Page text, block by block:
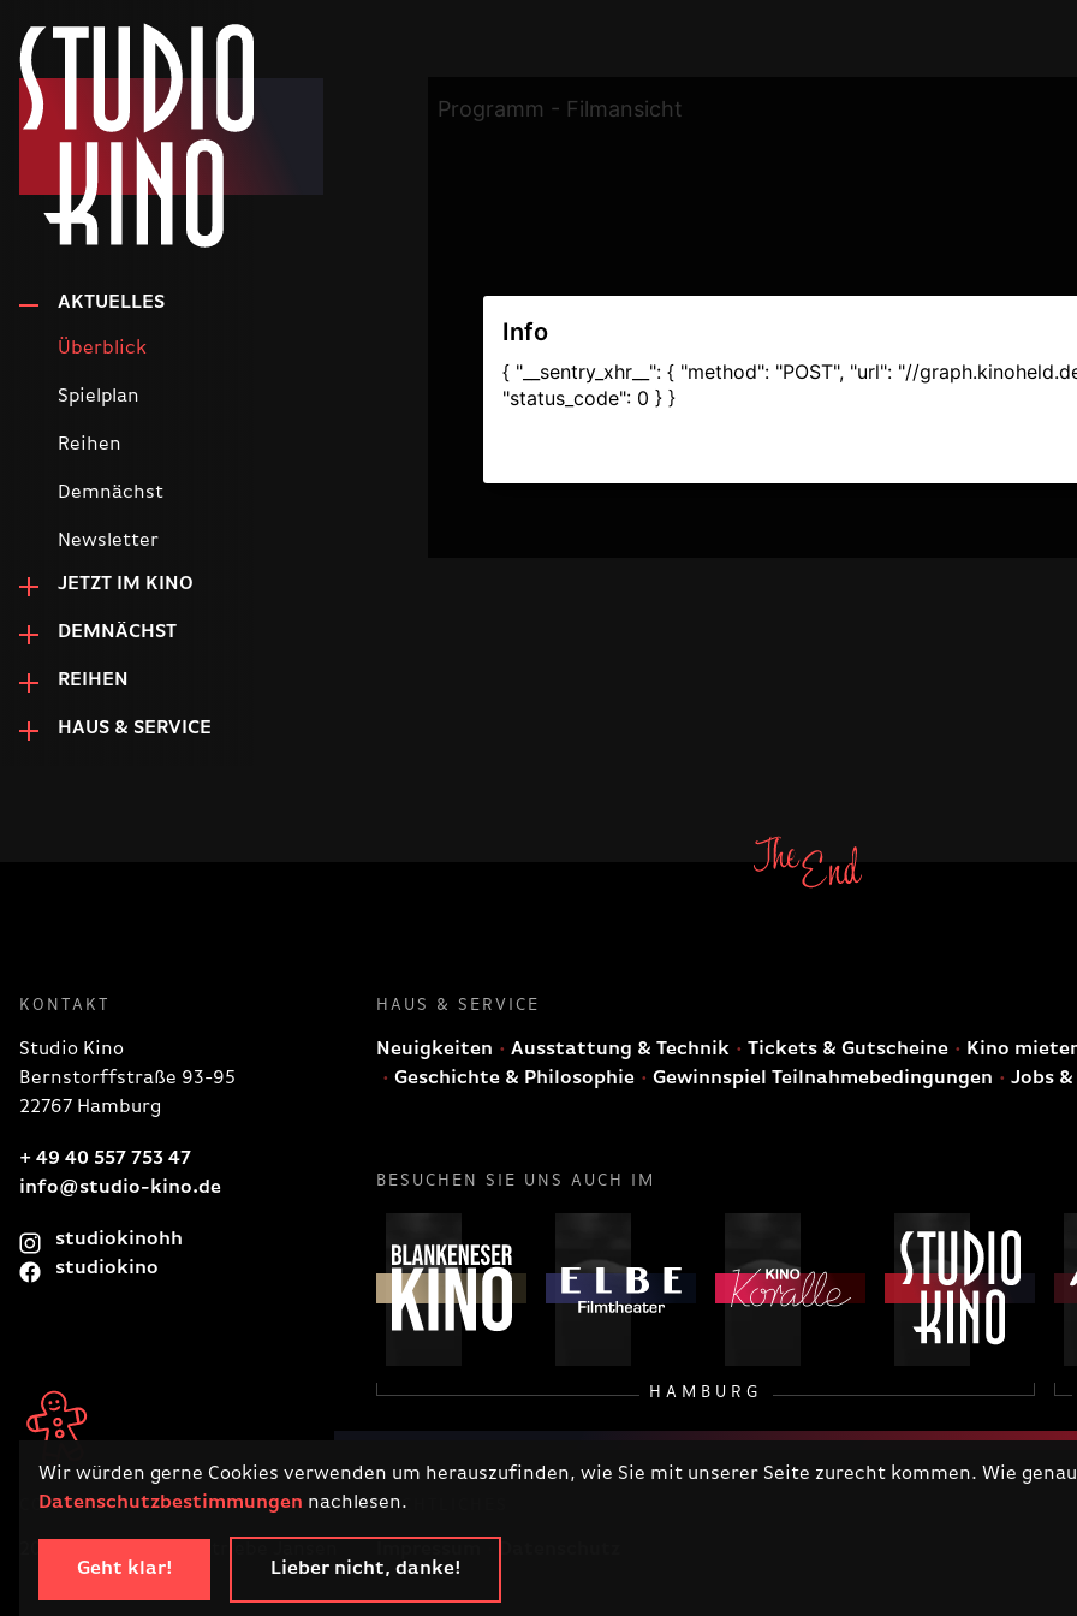
Wir würden gerne Cookies verwenden um herauszufinden, wie Sie mit unserer Seite zurecht kommen. Wie
Datenschutzbestimmungen nachlesen.
Geht klar! Lieber nicht, danke!
AKTUELLES
Überblick
Spielplan
Reihen
Demnächst
Newsletter
JETZT IM KINO
DEMNÄCHST
REIHEN
HAUS & SERVICE
KONTAKT
Studio Kino
Bernstorffstraße 93-95
22767 Hamburg
+ 49 40 557 753 47
info@studio-kino.de
studiokinohh
studiokino
HAUS & SERVICE
Neuigkeiten Ausstattung & Technik Tickets & Gutscheine
Kino
Geschichte & Philosophie
Gewinnspiel Teilnahmebedingungen Jobs
BESUCHEN SIE UNS AUCH IM
HAMBURG
RECHTLICHES
COPYRIGHT